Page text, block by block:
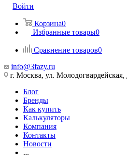
Войти
Корзина0
Избранные товары0
Сравнение товаров0
info@3fazy.ru
г. Москва, ул. Молодогвардейская,
Блог
Бренды
Как купить
Калькуляторы
Компания
Контакты
Новости
...